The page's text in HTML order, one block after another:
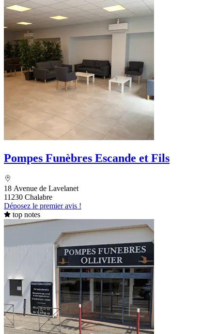
Pompes Funèbres Escande et Fils
18 Avenue de Lavelanet
11230 Chalabre
Déposez le premier avis !
top notes